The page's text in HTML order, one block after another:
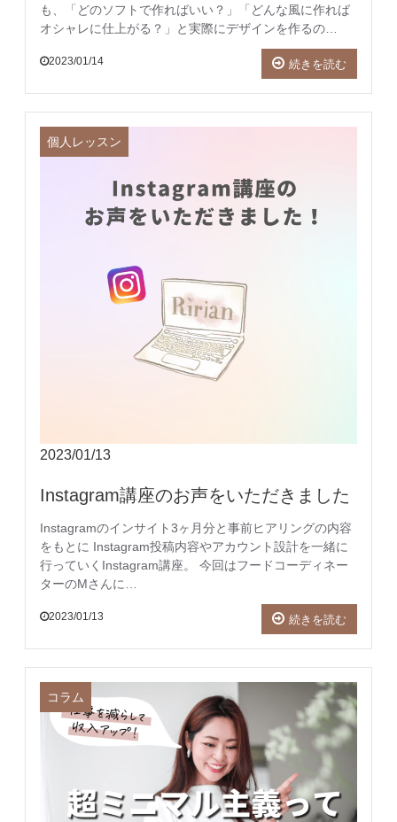
も、「どのソフトで作ればいい？」「どんな風に作れば
オシャレに仕上がる？」と実際にデザインを作るの…
2023/01/14 続きを読む
個人レッスン
2023/01/13
Instagram講座のお声をいただきました
Instagramのインサイト3ヶ月分と事前ヒアリングの内容
をもとに Instagram投稿内容やアカウント設計を一緒に
行っていくInstagram講座。 今回はフードコーディネー
ターのMさんに…
2023/01/13 続きを読む
コラム